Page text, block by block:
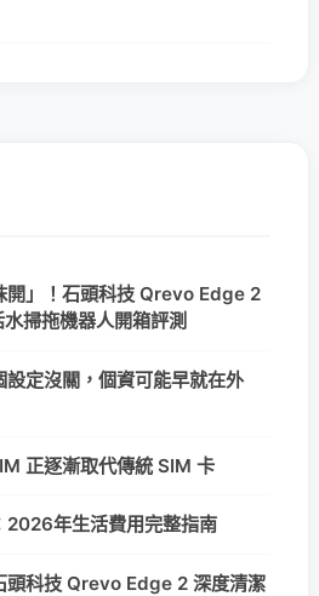
開」！石頭科技 Qrevo Edge 2
掃拖機器人開箱評測
定沒關，個資可能早就在外
正逐漸取代傳統 SIM 卡
2026年生活費用完整指南
頭科技 Qrevo Edge 2 深度清潔